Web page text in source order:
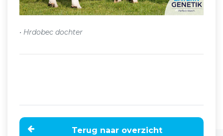
• Hrdobec dochter
Terug naar overzicht